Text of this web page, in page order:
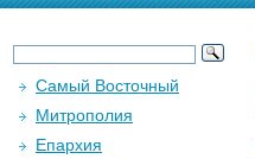
Самый Восточный
Митрополия
Епархия